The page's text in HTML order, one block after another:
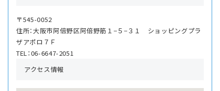
〒545-0052
住所：大阪市阿倍野区阿倍野筋１−５−３１ ショッピングプラ
ザアポロ７Ｆ
TEL：06-6647-2051
アクセス情報